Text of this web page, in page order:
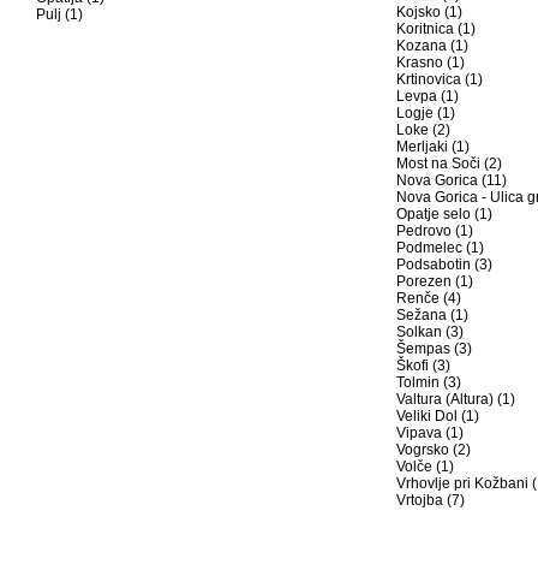
Pulj (1)
Kojsko (1)
Koritnica (1)
Kozana (1)
Krasno (1)
Krtinovica (1)
Levpa (1)
Logje (1)
Loke (2)
Merljaki (1)
Most na Soči (2)
Nova Gorica (11)
Nova Gorica - Ulica
Opatje selo (1)
Pedrovo (1)
Podmelec (1)
Podsabotin (3)
Porezen (1)
Renče (4)
Sežana (1)
Solkan (3)
Šempas (3)
Škofi (3)
Tolmin (3)
Valtura (Altura) (1)
Veliki Dol (1)
Vipava (1)
Vogrsko (2)
Volče (1)
Vrhovlje pri Kožbani
Vrtojba (7)